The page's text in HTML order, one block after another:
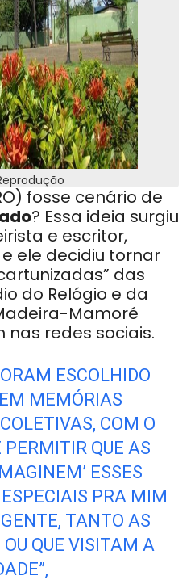
fosse cenário de
? Essa ideia surgiu
e escritor,
ele decidiu tornar
das
do Relógio e da
Mamoré
nas redes sociais.
ESCOLHIDO
MEMÓRIAS
COM O
PERMITIR QUE AS
ESSES
PRA MIM
TANTO AS
OU QUE VISITAM A